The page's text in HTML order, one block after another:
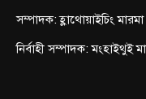
সম্পাদক: হ্লাথোয়াইচিং
নির্বাহী সম্পাদক: মংহাইথুই